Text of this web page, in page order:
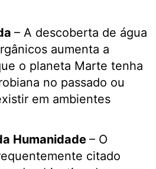
– A descoberta de água
aumenta a
o planeta Marte tenha
no passado ou
em ambientes
Humanidade – O
citado